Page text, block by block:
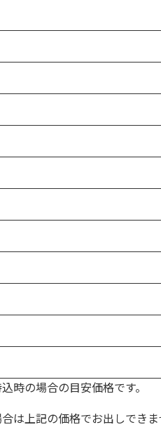
時の場合の目安価格です。
は上記の価格でお出しできま